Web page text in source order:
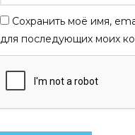
Сохранить моё имя,
для последующих моих